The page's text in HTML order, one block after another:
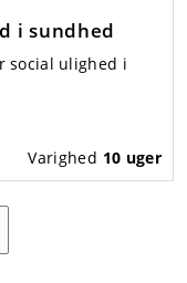
i sundhed
social ulighed i
Varighed 10 uger